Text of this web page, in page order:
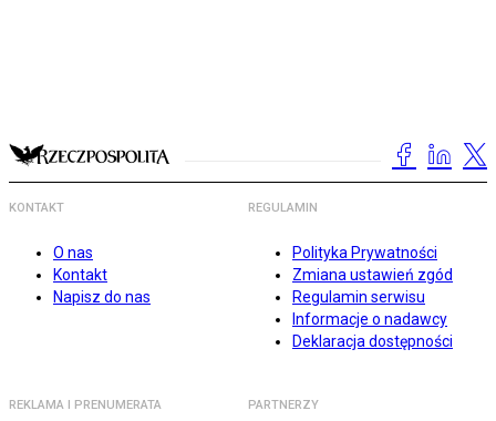
KONTAKT
O nas
Kontakt
Napisz do nas
REGULAMIN
Polityka Prywatności
Zmiana ustawień zgód
Regulamin serwisu
Informacje o nadawcy
Deklaracja dostępności
REKLAMA I PRENUMERATA PARTNERZY